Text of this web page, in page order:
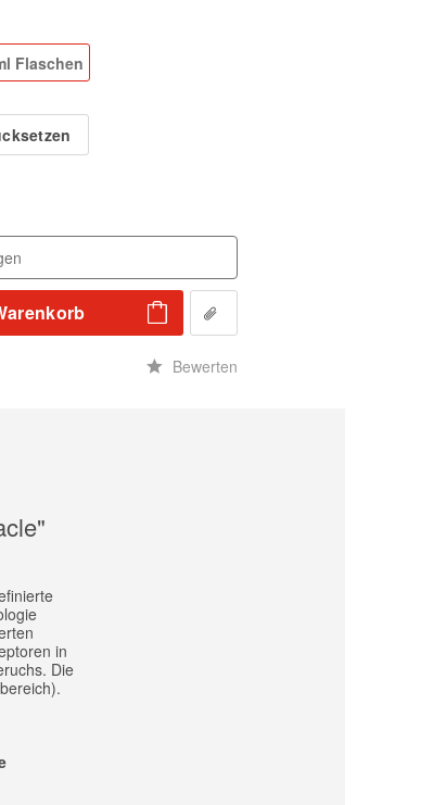
Flaschen
Bewerten
in
Die